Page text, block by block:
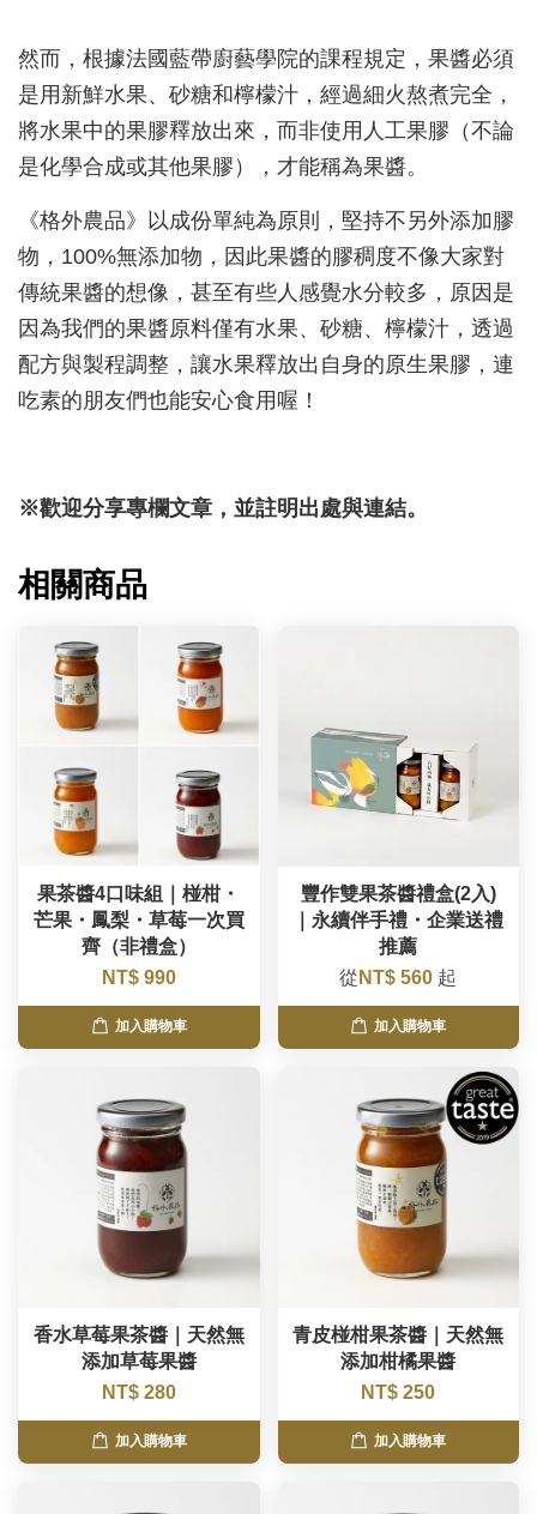
然而，根據法國藍帶廚藝學院的課程規定，果醬必須
是用新鮮水果、砂糖和檸檬汁，經過細火熬煮完全，
將水果中的果膠釋放出來，而非使用人工果膠（不論
是化學合成或其他果膠），才能稱為果醬。
《格外農品》以成份單純為原則，堅持不另外添加膠
物，100%無添加物，因此果醬的膠稠度不像大家對
傳統果醬的想像，甚至有些人感覺水分較多，原因是
因為我們的果醬原料僅有水果、砂糖、檸檬汁，透過
配方與製程調整 ，讓水果釋放出自身的原生果膠，連
吃素的朋友們也能安心食用喔！
※歡迎分享專欄文章，並註明出處與連結。
相關商品
果茶醬4口味組｜椪柑・
芒果・鳳梨・草莓一次買
齊（非禮盒）
NT$ 990
加入購物車
豐作雙果茶醬禮盒(2入)
｜永續伴手禮・企業送禮
推薦
從 NT$ 560 起
加入購物車
香水草莓果茶醬｜天然無
添加草莓果醬
NT$ 280
加入購物車
青皮椪柑果茶醬｜天然無
添加柑橘果醬
NT$ 250
加入購物車